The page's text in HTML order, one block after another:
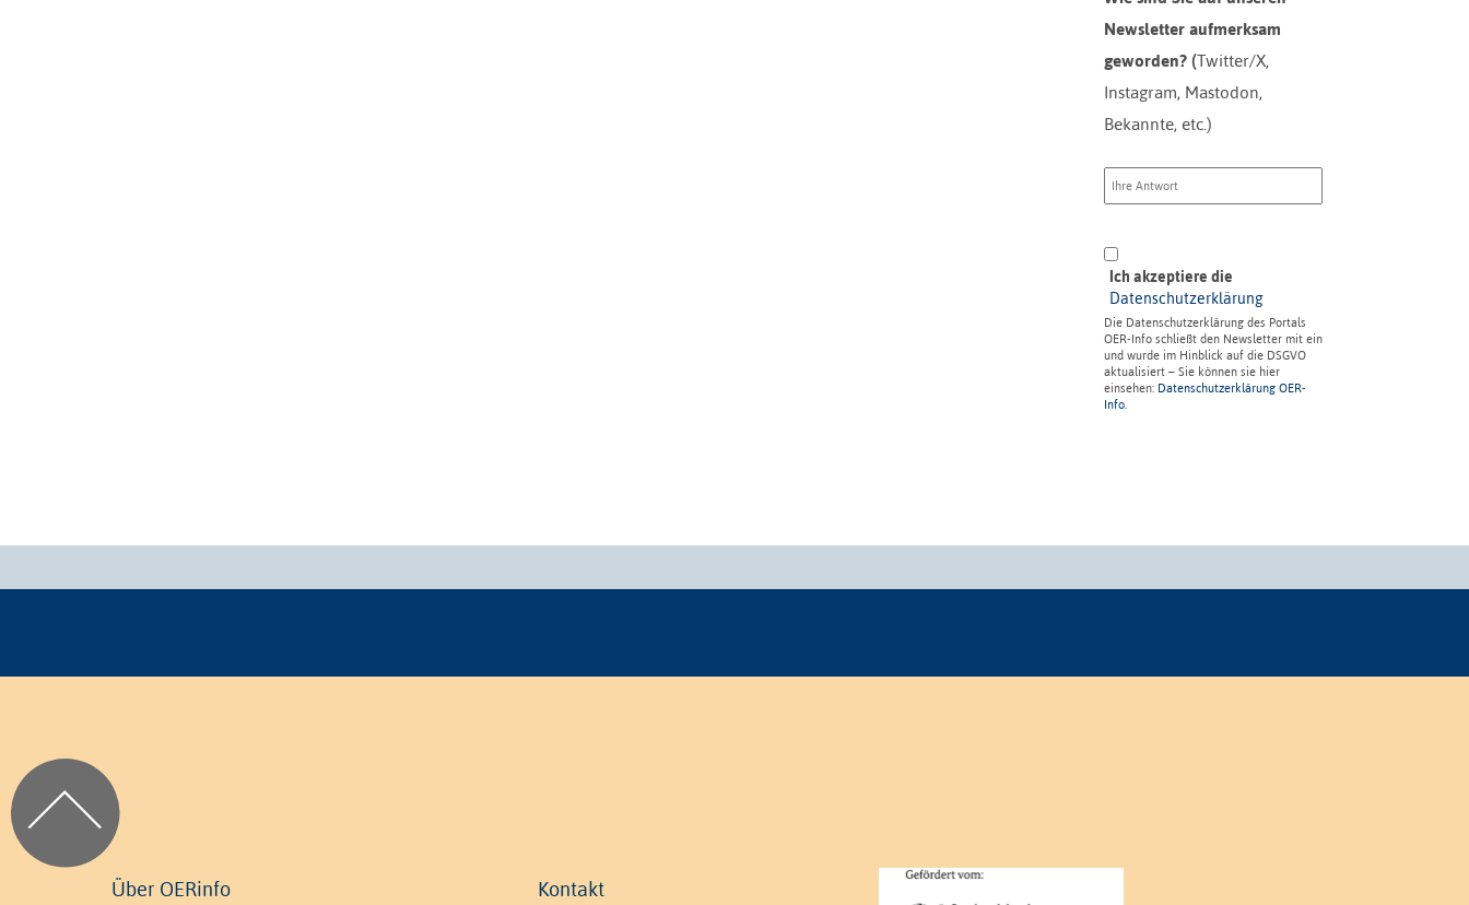
Newsletter aufmerksam
geworden? (Twitter/X,
Instagram, Mastodon,
Bekannte, etc.)
Ich akzeptiere die
Datenschutzerklärung
Die Datenschutzerklärung des Portals
OER-Info schließt den Newsletter mit ein
und wurde im Hinblick auf die DSGVO
aktualisiert – Sie können sie hier
einsehen: Datenschutzerklärung OER-
Info.
Über OERinfo Kontakt